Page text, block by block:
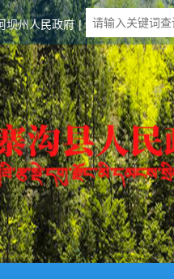
坝州人民政府 |